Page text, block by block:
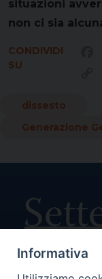
situazioni
non ci sia
CONDIVIDI
SU
dissesto
Generazione
Informativa